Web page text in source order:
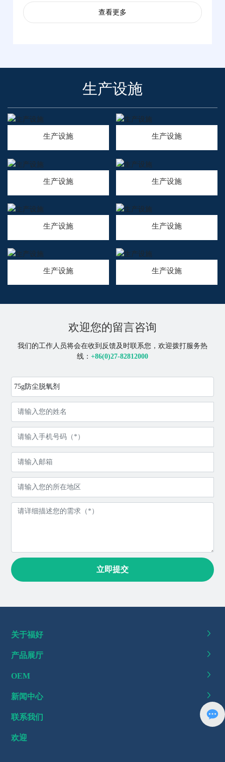
查看更多
生产设施
生产设施 生产设施
生产设施 生产设施
生产设施 生产设施
生产设施 生产设施
欢迎您的留言咨询
我们的工作人员将会在收到反馈及时联系您，欢迎拨打服务热
线： +86(0)27-82812000
75g防尘脱氧剂
立即提交
关于福好
产品展厅
OEM
新闻中心
联系我们
欢迎